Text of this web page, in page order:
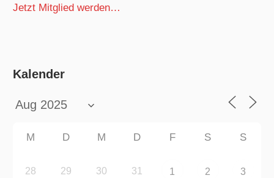
Jetzt Mitglied werden…
Kalender
M D M D F S S
28 29 30 31 1 2 3